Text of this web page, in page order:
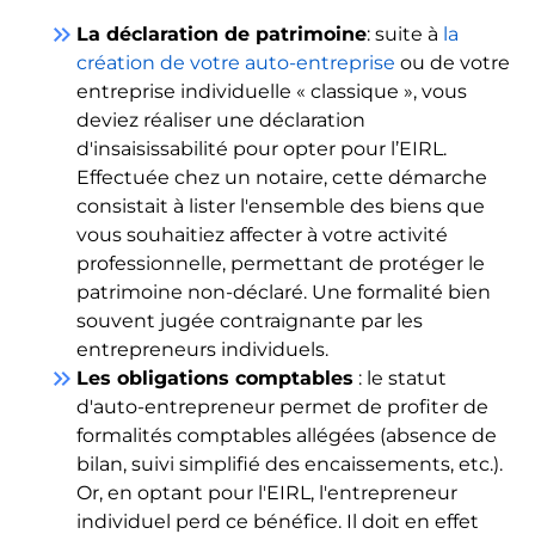
keyboard_double_arrow_right La déclaration de patrimoine: suite à la
création de votre auto-entreprise ou de votre
entreprise individuelle « classique », vous
deviez réaliser une déclaration
d'insaisissabilité pour opter pour l’EIRL.
Effectuée chez un notaire, cette démarche
consistait à lister l'ensemble des biens que
vous souhaitiez affecter à votre activité
professionnelle, permettant de protéger le
patrimoine non-déclaré. Une formalité bien
souvent jugée contraignante par les
entrepreneurs individuels.
keyboard_double_arrow_right Les obligations comptables : le statut
d'auto-entrepreneur permet de profiter de
formalités comptables allégées (absence de
bilan, suivi simplifié des encaissements, etc.).
Or, en optant pour l'EIRL, l'entrepreneur
individuel perd ce bénéfice. Il doit en effet